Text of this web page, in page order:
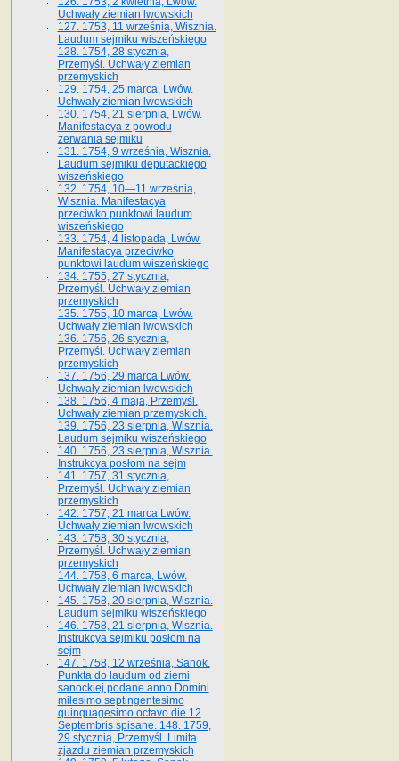
Uchwały ziemian lwowskich
127. 1753, 11 września, Wisznia.
Laudum sejmiku wiszeńskiego
128. 1754, 28 stycznia,
Przemyśl. Uchwały ziemian
przemyskich
129. 1754, 25 marca, Lwów.
Uchwały ziemian lwowskich
130. 1754, 21 sierpnia, Lwów.
Manifestacya z powodu
zerwania sejmiku
131. 1754, 9 września, Wisznia.
Laudum sejmiku deputackiego
wiszeńskiego
132. 1754, 10—11 września,
Wisznia. Manifestacya
przeciwko punktowi laudum
wiszeńskiego
133. 1754, 4 listopada, Lwów.
Manifestacya przeciwko
punktowi laudum wiszeńskiego
134. 1755, 27 stycznia,
Przemyśl. Uchwały ziemian
przemyskich
135. 1755, 10 marca, Lwów.
Uchwały ziemian lwowskich
136. 1756, 26 stycznia,
Przemyśl. Uchwały ziemian
przemyskich
137. 1756, 29 marca Lwów.
Uchwały ziemian lwowskich
138. 1756, 4 maja, Przemyśl.
Uchwały ziemian przemyskich.
139. 1756, 23 sierpnia, Wisznia.
Laudum sejmiku wiszeńskiego
140. 1756, 23 sierpnia, Wisznia.
Instrukcya posłom na sejm
141. 1757, 31 stycznia,
Przemyśl. Uchwały ziemian
przemyskich
142. 1757, 21 marca Lwów.
Uchwały ziemian lwowskich
143. 1758, 30 stycznia,
Przemyśl. Uchwały ziemian
przemyskich
144. 1758, 6 marca, Lwów.
Uchwały ziemian lwowskich
145. 1758, 20 sierpnia, Wisznia.
Laudum sejmiku wiszeńskiego
146. 1758, 21 sierpnia, Wisznia.
Instrukcya sejmiku posłom na
sejm
147. 1758, 12 września, Sanok.
Punkta do laudum od ziemi
sanockiej podane anno Domini
milesimo septingentesimo
quinquagesimo octavo die 12
Septembris spisane. 148. 1759,
29 stycznia, Przemyśl. Limita
zjazdu ziemian przemyskich